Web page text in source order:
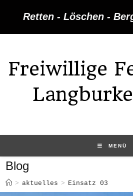
Retten - Löschen -
Freiwillige
MENÜ
Blog
> aktuelles > Einsatz 03